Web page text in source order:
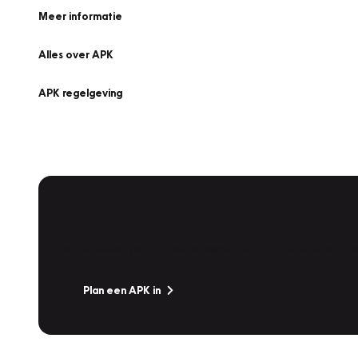
Meer informatie
Alles over APK
APK regelgeving
Plan een APK in